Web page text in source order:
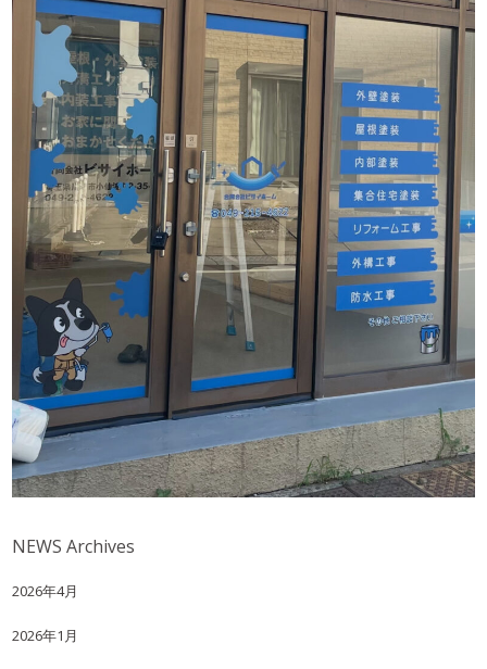
NEWS Archives
2026年4月
2026年1月